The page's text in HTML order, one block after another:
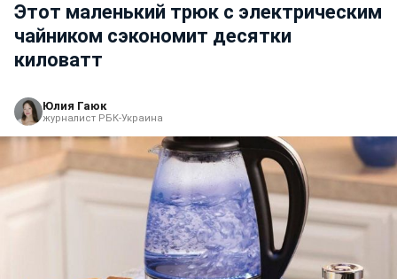
Этот маленький трюк с электрическим
чайником сэкономит десятки
киловатт
Юлия Гаюк
журналист РБК-Украина